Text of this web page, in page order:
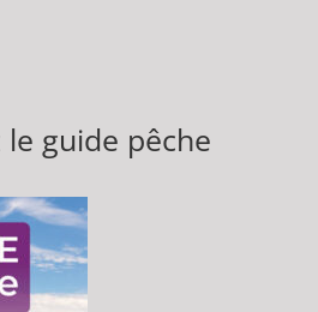
guide pêche